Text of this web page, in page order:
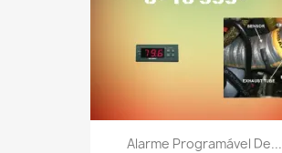
Alarme Programável De...